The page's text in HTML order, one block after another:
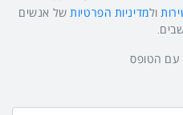
ולמדיניות הפרטיותשל אנשים
עם הטופס